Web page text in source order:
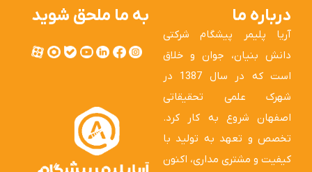
درباره ما
آریا پلیمر پیشگام شرکتی
دانش بنیان، جوان و خلاق
است که در سال 1387 در
شهرک علمی تحقیقاتی
اصفهان شروع به کار کرد.
تخصص و تعهد به تولید با
کیفیت و مشتری مداری، اکنون
به ما ملحق شوید